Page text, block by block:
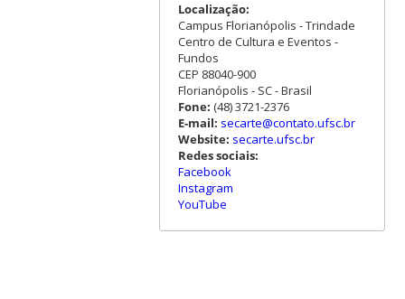
Localização:
Campus Florianópolis - Trindade
Centro de Cultura e Eventos -
Fundos
CEP 88040-900
Florianópolis - SC - Brasil
Fone: (48) 3721-2376
E-mail: secarte@contato.ufsc.br
Website: secarte.ufsc.br
Redes sociais:
Facebook
Instagram
YouTube